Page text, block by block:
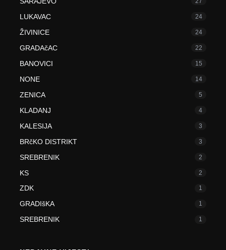
LUKAVAC 24
ŽIVINICE 24
GRADAčAC 22
BANOVICI 15
NONE 14
ZENICA 5
KLADANJ 4
KALESIJA 3
BRčKO DISTRIKT 3
SREBRENIK 2
KS 2
ZDK 1
GRADIšKA 1
SREBRENIK 1